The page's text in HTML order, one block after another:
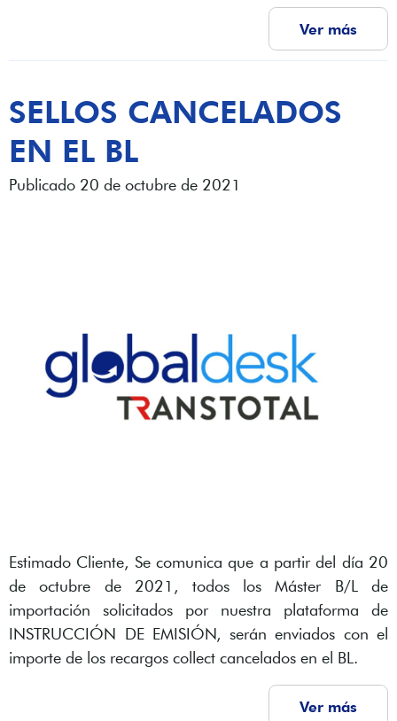
Ver más
SELLOS CANCELADOS
EN EL BL
Publicado 20 de octubre de 2021
Estimado Cliente, Se comunica que a partir del día 20
de octubre de 2021, todos los Máster B/L de
importación solicitados por nuestra plataforma de
INSTRUCCIÓN DE EMISIÓN, serán enviados con el
importe de los recargos collect cancelados en el BL.
Ver más